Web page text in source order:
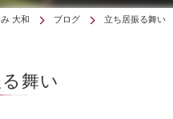
大和 ブログ 立ち居振る舞い
舞い